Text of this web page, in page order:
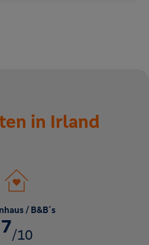
in Irland
/ B&B´s
7/10